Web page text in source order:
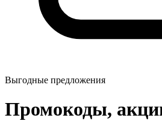
Выгодные предложения
Промокоды,